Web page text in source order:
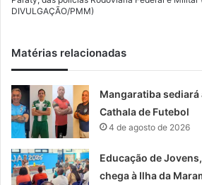
DIVULGAÇÃO/PMM)
Matérias relacionadas
Mangaratiba sediará
Cathala de Futebol
4 de agosto de 2026
Educação de
chega à Ilha da